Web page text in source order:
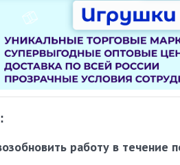
работу в течение